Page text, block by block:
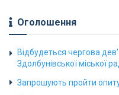
Оголошення
Відбудеться чергова
Здолбунівської міської
Запрошують пройти